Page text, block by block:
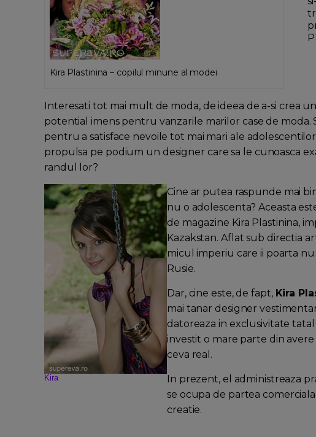
Kira Plastinina – copilul minune al modei
Interesati tot mai mult de moda, de ideea de a-si crea
potential imens pentru vanzarile marilor case de
pentru a satisface nevoile tot mai mari ale
propulsa pe podium un designer care sa le cunoasca
randul lor?
Kira
Cine ar putea raspunde mai
nu o adolescenta? Aceasta
de magazine Kira Plastinina,
Kazakstan. Aflat sub directia
micul imperiu care ii poarta
Rusie.
Dar, cine este, de fapt, Kira
mai tanar designer
datoreaza in exclusivitate
investit o mare parte din
ceva real.
In prezent, el administreaza
se ocupa de partea
creatie.